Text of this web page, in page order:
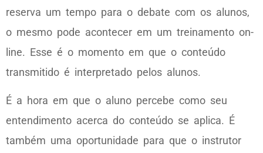
reserva um tempo para o debate com os alunos,
o mesmo pode acontecer em um treinamento on-
line. Esse é o momento em que o conteúdo
transmitido é interpretado pelos alunos.
É a hora em que o aluno percebe como seu
entendimento acerca do conteúdo se aplica. É
também uma oportunidade para que o instrutor